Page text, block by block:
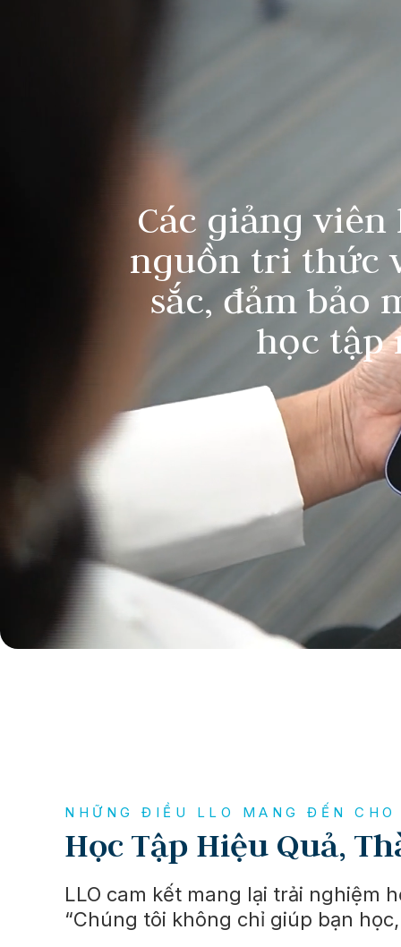
Các giảng
nguồn tri thức
sắc, đảm bảo
học tập
NHỮNG ĐIỀU LLO MANG ĐẾN CHO
Học Tập Hiệu Quả,
LLO cam kết mang lại trải nghiệm
“Chúng tôi không chỉ giúp bạn